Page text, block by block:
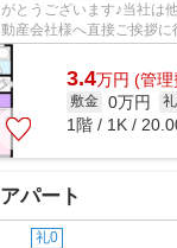
とうございます♪当社は
産会社様へ直接ご挨拶
最新の情報は...
3.4万円 (管理
敷金 0万円
1階 / 1K /
パート
礼0